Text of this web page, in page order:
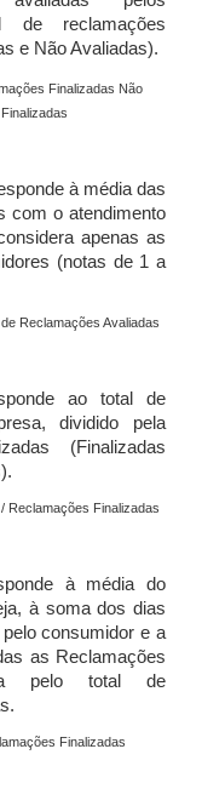
de reclamações
e Não Avaliadas).
Finalizadas Não
à média das
com o atendimento
apenas as
(notas de 1 a
Reclamações Avaliadas
ao total de
dividido pela
(Finalizadas
Reclamações Finalizadas
à média do
à soma dos dias
consumidor e a
as Reclamações
pelo total de
Finalizadas